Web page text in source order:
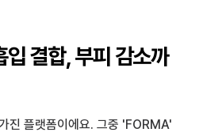
결합, 부피 감소까
진 플랫폼이에요. 그중 'FORMA'